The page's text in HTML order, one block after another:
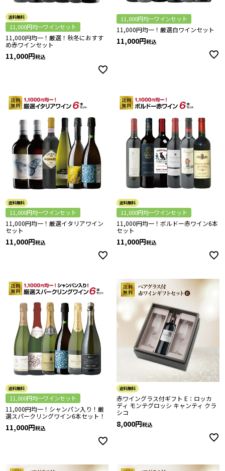
送料無料
11,000円均一ワインセット
11,000円均一！厳選！秋冬におすす
め赤ワインセット
11,000 税込
11,000円均一ワインセット
11,000円均一！厳選白ワインセット
11,000 税込
送料無料
11,000円均一ワインセット
11,000円均一！厳選イタリアワイン
セット
11,000 税込
送料無料
11,000円均一ワインセット
11,000円均一！ボルドー赤ワイン6本
セット
11,000 税込
送料無料
11,000円均一ワインセット
11,000円均一！シャンパン入り！厳
選スパークリングワイン6本セット！
11,000 税込
送料無料
赤ワイングラス付ギフト E：ロッカ
ディ モンテグロッシ キャンティ クラ
シコ
8,000 税込